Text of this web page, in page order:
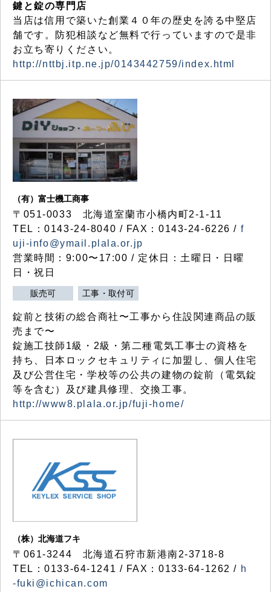
鍵と錠の専門店
当店は信用で築いた創業４０年の歴史を誇る中堅店
舗です。防犯相談など無料で行っていますので是非
お立ち寄りください。
http://nttbj.itp.ne.jp/0143442759/index.html
（有）富士機工商事
〒051-0033 北海道室蘭市小橋内町2-1-11
TEL：0143-24-8040 / FAX：0143-24-6226 / f
uji-info@ymail.plala.or.jp
営業時間：9:00〜17:00 / 定休日：土曜日・日曜
日・祝日
販売可 工事・取付可
錠前と技術の総合商社〜工事から住設関連商品の販
売まで〜
錠施工技師1級・2級・第二種電気工事士の資格を
持ち、日本ロックセキュリティに加盟し、個人住宅
及び公営住宅・学校等の公共の建物の錠前（電気錠
等を含む）及び建具修理、交換工事。
http://www8.plala.or.jp/fuji-home/
（株）北海道フキ
〒061-3244 北海道石狩市新港南2-3718-8
TEL：0133-64-1241 / FAX：0133-64-1262 / h
-fuki@ichican.com